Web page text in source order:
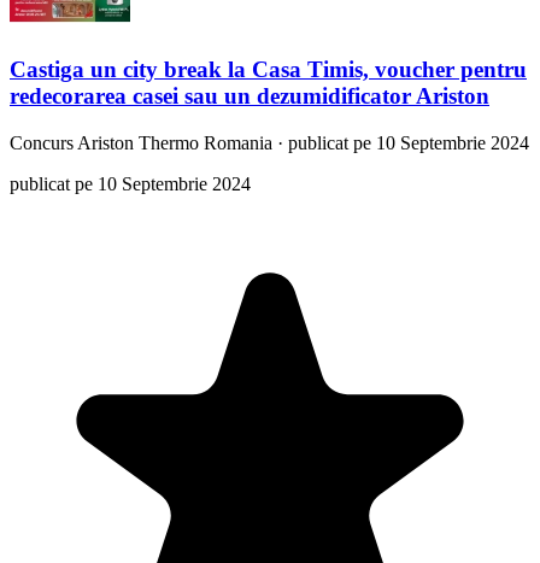
Castiga un city break la Casa Timis, voucher pentru
redecorarea casei sau un dezumidificator Ariston
Concurs Ariston Thermo Romania · publicat pe 10 Septembrie 2024
publicat pe 10 Septembrie 2024